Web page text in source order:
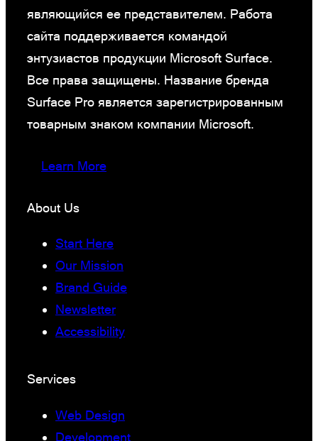
являющийся ее представителем. Работа
сайта поддерживается командой
энтузиастов продукции Microsoft Surface.
Все права защищены. Название бренда
Surface Pro является зарегистрированным
товарным знаком компании Microsoft.
Learn More
About Us
Start Here
Our Mission
Brand Guide
Newsletter
Accessibility
Services
Web Design
Development